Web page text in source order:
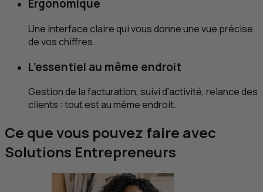
Ergonomique
Une interface claire qui vous donne une vue précise
de vos chiffres.
L’essentiel au même endroit
Gestion de la facturation, suivi d'activité, relance des
clients : tout est au même endroit.
Ce que vous pouvez faire avec
Solutions Entrepreneurs